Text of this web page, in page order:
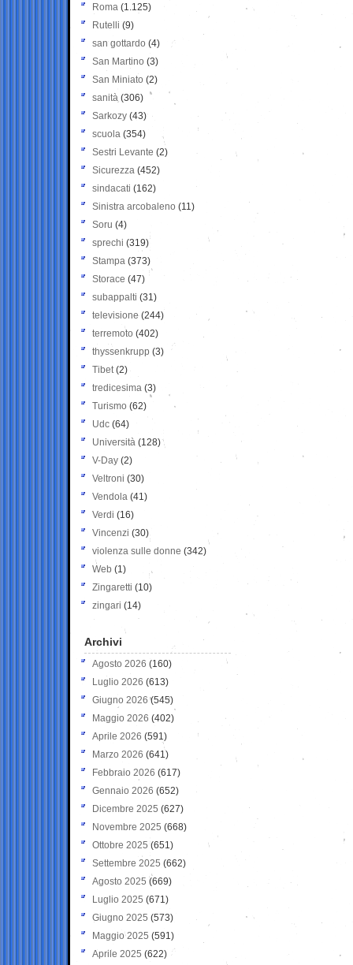
Roma (1.125)
Rutelli (9)
san gottardo (4)
San Martino (3)
San Miniato (2)
sanità (306)
Sarkozy (43)
scuola (354)
Sestri Levante (2)
Sicurezza (452)
sindacati (162)
Sinistra arcobaleno (11)
Soru (4)
sprechi (319)
Stampa (373)
Storace (47)
subappalti (31)
televisione(244)
terremoto (402)
thyssenkrupp (3)
Tibet(2)
tredicesima (3)
Turismo (62)
Udc (64)
Università (128)
V-Day (2)
Veltroni (30)
Vendola (41)
Verdi (16)
Vincenzi (30)
violenza sulle donne (342)
Web (1)
Zingaretti (10)
zingari (14)
Archivi
Agosto 2026 (160)
Luglio 2026 (613)
Giugno 2026 (545)
Maggio 2026 (402)
Aprile 2026 (591)
Marzo 2026 (641)
Febbraio 2026 (617)
Gennaio 2026 (652)
Dicembre 2025 (627)
Novembre 2025 (668)
Ottobre 2025 (651)
Settembre 2025 (662)
Agosto 2025 (669)
Luglio 2025 (671)
Giugno 2025 (573)
Maggio 2025 (591)
Aprile 2025 (622)